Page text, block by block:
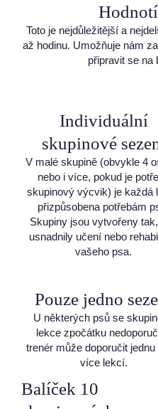
Toto je nejdůležitější a
až hodinu. Umožňuje nám
připravit se na
Individuální
skupinové
V malé skupině (obvykle 4
nebo i více, pokud je
skupinový výcvik) je každá
přizpůsobena potřebám
Skupiny jsou vytvořeny
usnadnily učení nebo
vašeho psa.
Pouze jedno
U některých psů se
lekce zpočátku
trenér může doporučit jednu
více lekcí.
Balíček 10